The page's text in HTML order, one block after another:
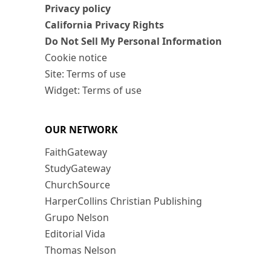
Privacy policy
California Privacy Rights
Do Not Sell My Personal Information
Cookie notice
Site: Terms of use
Widget: Terms of use
OUR NETWORK
FaithGateway
StudyGateway
ChurchSource
HarperCollins Christian Publishing
Grupo Nelson
Editorial Vida
Thomas Nelson